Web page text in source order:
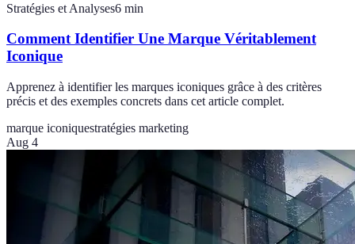
Stratégies et Analyses6 min
Comment Identifier Une Marque Véritablement
Iconique
Apprenez à identifier les marques iconiques grâce à des critères
précis et des exemples concrets dans cet article complet.
marque iconiquestratégies marketing
Aug 4